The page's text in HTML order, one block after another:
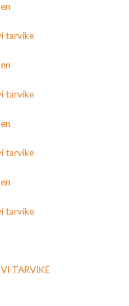
tarvike
tarvike
tarvike
tarvike
TARVIKE